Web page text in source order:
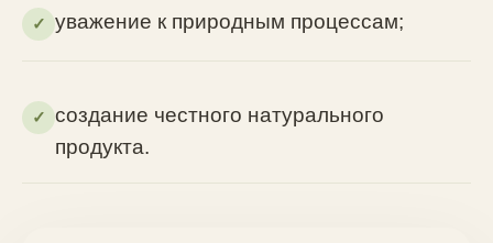
✓ уважение к природным процессам;
✓ создание честного натурального
продукта.